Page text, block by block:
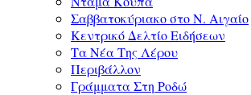
Σαββατοκύριακο στο Ν. Αιγαίο
Κεντρικό Δελτίο Ειδήσεων
Τα Νέα Της Λέρου
Περιβάλλον
Γράμματα Στη Ροδώ